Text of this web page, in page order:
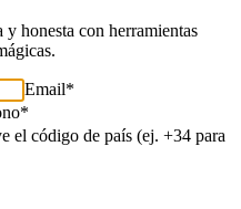
honesta con herramientas
Email*
*
el código de país (ej. +34 para